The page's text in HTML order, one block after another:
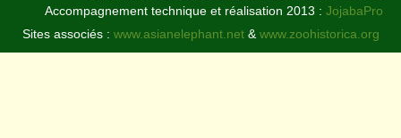
Accompagnement technique et réalisation 2013 : JojabaPro
Sites associés : www.asianelephant.net& www.zoohistorica.org